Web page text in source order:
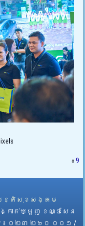
«9
តិសន្តិសុខសង្គម
កាត់ឃ្មួញ ខណ្ឌសែន
៖ ០២៣ ២៦០ ០០១ /